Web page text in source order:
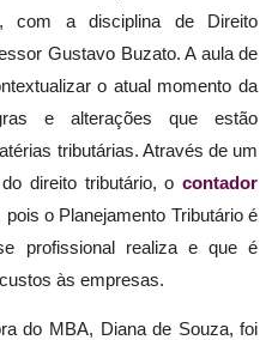
com a disciplina de Direito
Gustavo Buzato. A aula de
o atual momento da
e alterações que estão
tributárias. Através de um
direito tributário, ocontador
o Planejamento Tributário é
profissional realiza e que é
às empresas.
do MBA, Diana de Souza, foi